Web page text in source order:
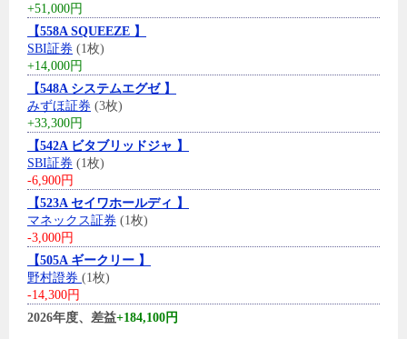
+51,000円
【558A SQUEEZE 】
SBI証券 (1枚)
+14,000円
【548A システムエグゼ 】
みずほ証券 (3枚)
+33,300円
【542A ビタブリッドジャ 】
SBI証券 (1枚)
-6,900円
【523A セイワホールディ 】
マネックス証券 (1枚)
-3,000円
【505A ギークリー 】
野村證券 (1枚)
-14,300円
2026年度、差益+184,100円